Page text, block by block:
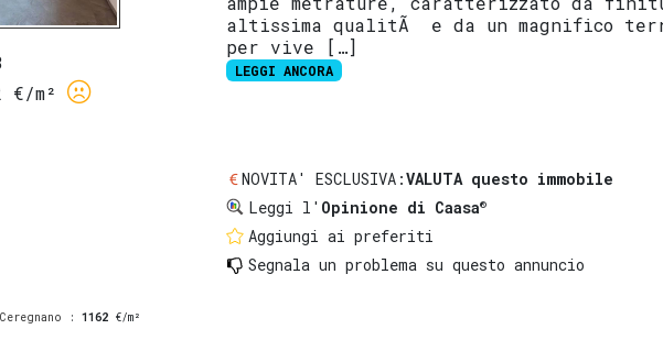
€/m²
altissima qualitÃ e da un magnifico
per vive […]
LEGGI ANCORA
NOVITA' ESCLUSIVA:VALUTA questo immobile
Leggi l' Opinione di Caasa®
Aggiungi ai preferiti
Segnala un problema su questo annuncio
: 1162 €/m²